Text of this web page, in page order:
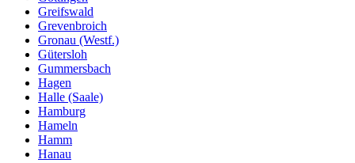
Greifswald
Grevenbroich
Gronau (Westf.)
Gütersloh
Gummersbach
Hagen
Halle (Saale)
Hamburg
Hameln
Hamm
Hanau